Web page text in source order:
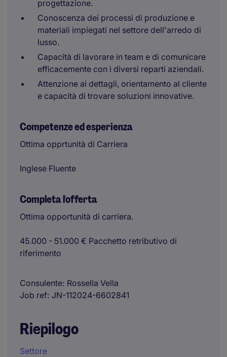
progettazione.
Conoscenza dei processi di produzione e
materiali impiegati nel settore dell'arredo di
lusso.
Capacità di lavorare in team e di comunicare
efficacemente con i diversi reparti aziendali.
Attenzione ai dettagli, orientamento al cliente
e capacità di trovare soluzioni innovative.
Competenze ed esperienza
Ottima opprtunità di Carriera
Inglese Fluente
Completa l'offerta
Ottima opportunità di carriera.
45.000 - 51.000 € Pacchetto retributivo di
riferimento
Consulente Rossella Vella
Job ref JN-112024-6602841
Riepilogo
Settore